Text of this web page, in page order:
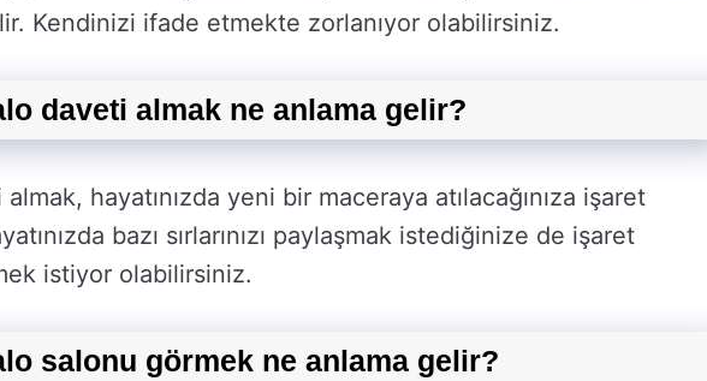
Kendinizi ifade etmekte zorlanıyor olabilirsiniz.
daveti almak ne anlama gelir?
hayatınızda yeni bir maceraya atılacağınıza işaret
bazı sırlarınızı paylaşmak istediğinize de işaret
istiyor olabilirsiniz.
salonu görmek ne anlama gelir?